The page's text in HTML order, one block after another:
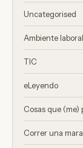
Uncategorised
Ambiente laboral
TIC
eLeyendo
Cosas que (me)
Correr una